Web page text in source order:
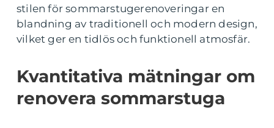
stilen för sommarstugerenoveringar en
blandning av traditionell och modern design,
vilket ger en tidlös och funktionell atmosfär.
Kvantitativa mätningar om
renovera sommarstuga